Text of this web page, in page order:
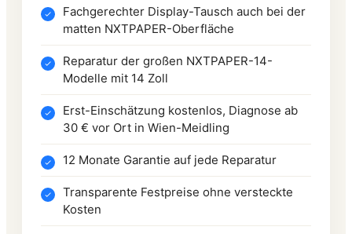
Fachgerechter Display-Tausch auch bei der
matten NXTPAPER-Oberfläche
Reparatur der großen NXTPAPER-14-
Modelle mit 14 Zoll
Erst-Einschätzung kostenlos, Diagnose ab
30 € vor Ort in Wien-Meidling
12 Monate Garantie auf jede Reparatur
Transparente Festpreise ohne versteckte
Kosten